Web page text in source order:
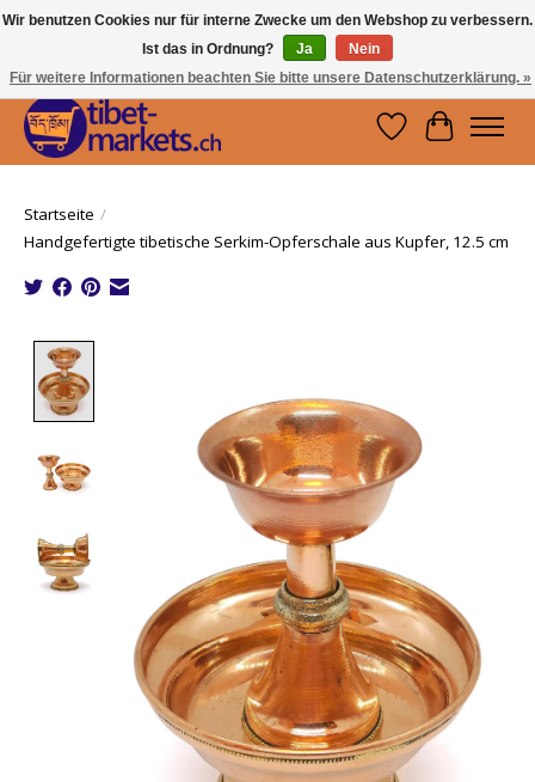
Handwerkskunst vom Dach der Welt.
Holen Sie sich ein Stück Tibet.
Wunschzettel
Ihr
Startseite /
Handgefertigte tibetische Serkim-Opferschale aus Kupfer, 12.5 cm
Wir benutzen Cookies nur für interne Zwecke um den Webshop zu verbessern.
Ist das in Ordnung?
Ja
Nein
Für weitere Informationen beachten Sie bitte unsere Datenschutzerklärung. »